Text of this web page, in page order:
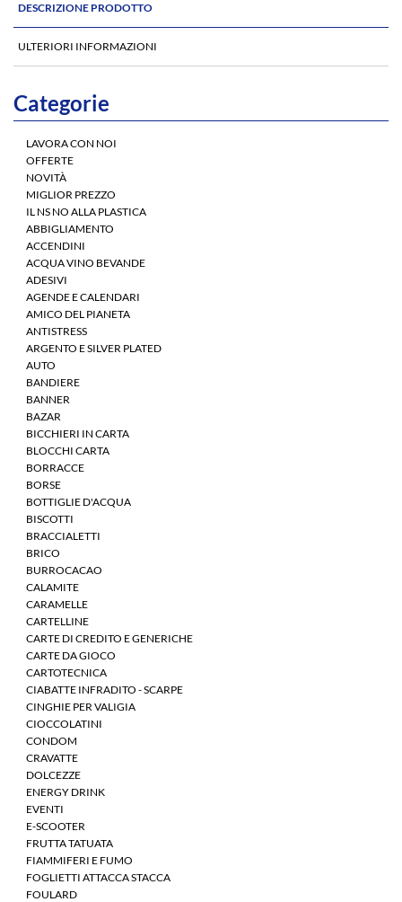
DESCRIZIONE PRODOTTO
ULTERIORI INFORMAZIONI
Categorie
LAVORA CON NOI
OFFERTE
NOVITÀ
MIGLIOR PREZZO
IL NS NO ALLA PLASTICA
ABBIGLIAMENTO
ACCENDINI
ACQUA VINO BEVANDE
ADESIVI
AGENDE E CALENDARI
AMICO DEL PIANETA
ANTISTRESS
ARGENTO E SILVER PLATED
AUTO
BANDIERE
BANNER
BAZAR
BICCHIERI IN CARTA
BLOCCHI CARTA
BORRACCE
BORSE
BOTTIGLIE D'ACQUA
BISCOTTI
BRACCIALETTI
BRICO
BURROCACAO
CALAMITE
CARAMELLE
CARTELLINE
CARTE DI CREDITO E GENERICHE
CARTE DA GIOCO
CARTOTECNICA
CIABATTE INFRADITO - SCARPE
CINGHIE PER VALIGIA
CIOCCOLATINI
CONDOM
CRAVATTE
DOLCEZZE
ENERGY DRINK
EVENTI
E-SCOOTER
FRUTTA TATUATA
FIAMMIFERI E FUMO
FOGLIETTI ATTACCA STACCA
FOULARD